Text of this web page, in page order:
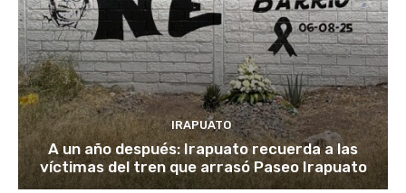
IRAPUATO
A un año después: Irapuato recuerda a las
víctimas del tren que arrasó Paseo Irapuato